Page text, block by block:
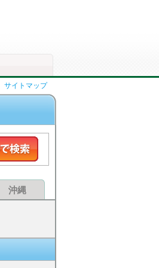
サイトマップ
沖縄